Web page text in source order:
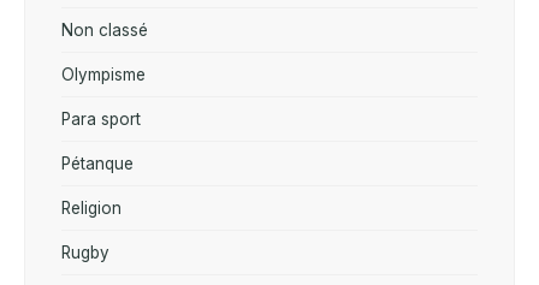
Non classé
Olympisme
Para sport
Pétanque
Religion
Rugby